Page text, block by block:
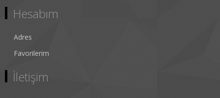
Hesabım
Adres
Favorilerim
İletişim